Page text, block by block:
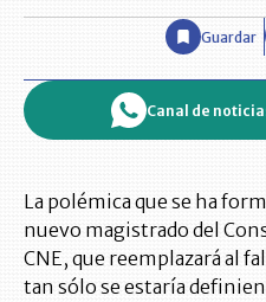
Guardar
Canal de
La polémica que se ha
nuevo magistrado del
CNE, que reemplazará al
tan sólo se estaría